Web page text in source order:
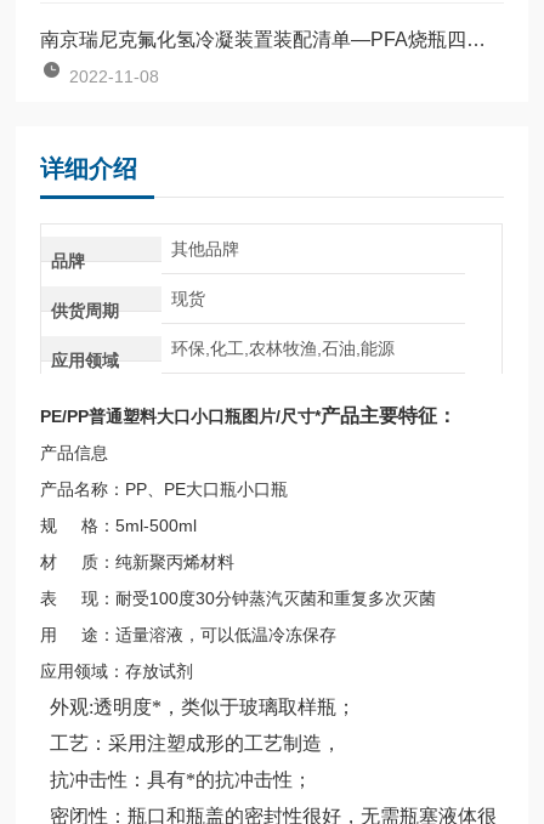
南京瑞尼克氟化氢冷凝装置装配清单—PFA烧瓶四氟冷凝管PFA吸收瓶
2022-11-08
详细介绍
品牌
其他品牌
供货周期
现货
应用领域
环保,化工,农林牧渔,石油,能源
PE/PP普通塑料大口小口瓶图片/尺寸*产品主要特征：
产品信息
产品名称：PP、PE大口瓶小口瓶
规 格：5ml-500ml
材 质：纯新聚丙烯材料
表 现：耐受100度30分钟蒸汽灭菌和重复多次灭菌
用 途：适量溶液，可以低温冷冻保存
应用领域：存放试剂
外观:透明度*，类似于玻璃取样瓶 ；
工艺：采用注塑成形的工艺制造，
抗冲击性 ：具有*的抗冲击性；
密闭性：瓶口和瓶盖的密封性很好，无需瓶塞液体很